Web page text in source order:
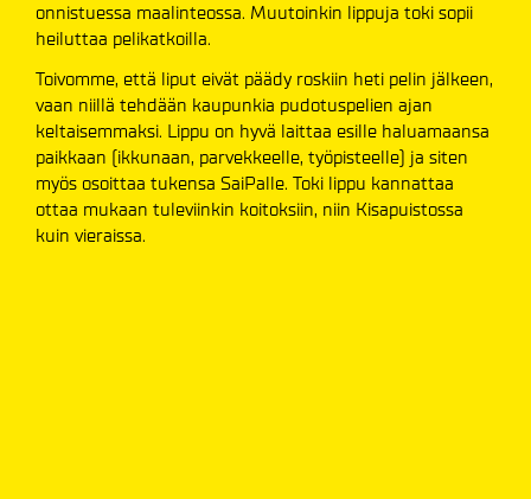
onnistuessa maalinteossa. Muutoinkin lippuja toki sopii
heiluttaa pelikatkoilla.
Toivomme, että liput eivät päädy roskiin heti pelin jälkeen,
vaan niillä tehdään kaupunkia pudotuspelien ajan
keltaisemmaksi. Lippu on hyvä laittaa esille haluamaansa
paikkaan (ikkunaan, parvekkeelle, työpisteelle) ja siten
myös osoittaa tukensa SaiPalle. Toki lippu kannattaa
ottaa mukaan tuleviinkin koitoksiin, niin Kisapuistossa
kuin vieraissa.